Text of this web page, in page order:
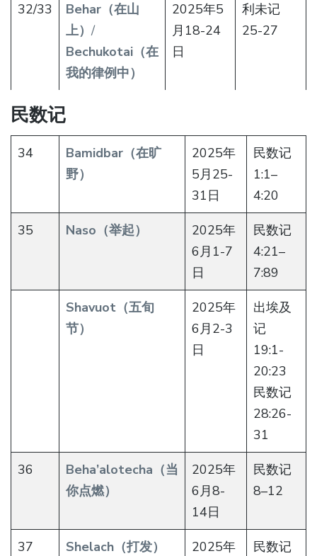
32/33
Behar（在山
上）/
Bechukotai（在
我的律例中）
2025年5
月18-24
日
利未记
25-27
民数记
34
Bamidbar（在旷
野）
2025年
5月25-
31日
民数记
1:1–
4:20
35 Naso（举起）
2025年
6月1-7
日
民数记
4:21–
7:89
Shavuot（五旬
节）
2025年
6月2-3
日
出埃及
记
19:1-
20:23
民数记
28:26-
31
36
Beha’alotecha（当
你点燃）
2025年
6月8-
14日
民数记
8–12
37 Shelach（打发）
2025年
民数记